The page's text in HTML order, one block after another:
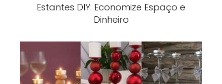
Estantes DIY: Economize Espaço e
Dinheiro